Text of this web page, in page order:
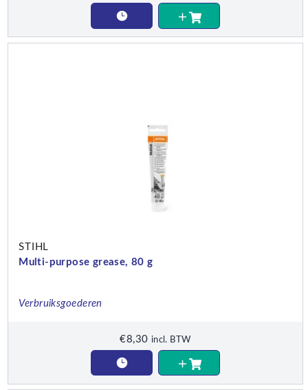
STIHL
Multi-purpose grease, 80 g
Verbruiksgoederen
€8,30 incl. BTW